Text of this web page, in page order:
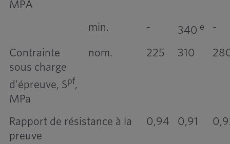
MPA
min. - 340 e -
Contrainte
sous charge
d'épreuve, Spf,
MPa
nom. 225 310
Rapport de résistance à la
preuve
0,94 0,91